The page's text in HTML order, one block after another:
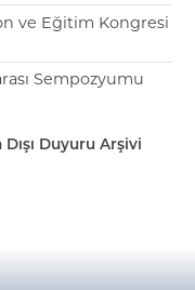
ve Eğitim Kongresi
Sempozyumu
Duyuru Arşivi